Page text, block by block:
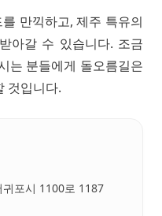
만끽하고, 제주 특유의
아갈 수 있습니다. 조금
는 분들에게 돌오름길은
것입니다.
포시 1100로 1187